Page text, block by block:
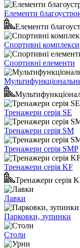
Елементи
Елементи
Спортивні комплекси
Спортивні елементи
Тренажери серія SE
Тренажери серія SM
Тренажери серія SMP
Тренажери серія KF
Тренажери серія
Лавки
Парковки, зупинки
Столи